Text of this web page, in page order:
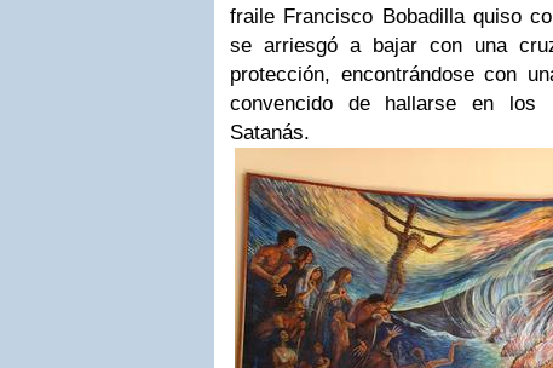
fraile Francisco Bobadilla quiso
se arriesgó a bajar con una
protección, encontrándose con
convencido de hallarse en los
Satanás.